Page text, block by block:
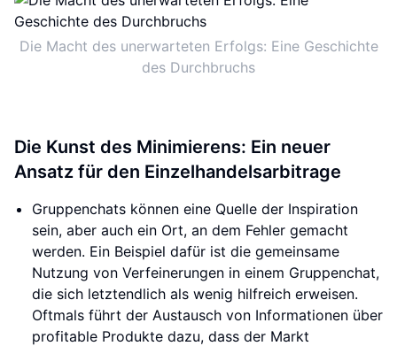
Die Macht des unerwarteten Erfolgs: Eine Geschichte
des Durchbruchs
Die Kunst des Minimierens: Ein neuer
Ansatz für den Einzelhandelsarbitrage
Gruppenchats können eine Quelle der Inspiration
sein, aber auch ein Ort, an dem Fehler gemacht
werden. Ein Beispiel dafür ist die gemeinsame
Nutzung von Verfeinerungen in einem Gruppenchat,
die sich letztendlich als wenig hilfreich erweisen.
Oftmals führt der Austausch von Informationen über
profitable Produkte dazu, dass der Markt